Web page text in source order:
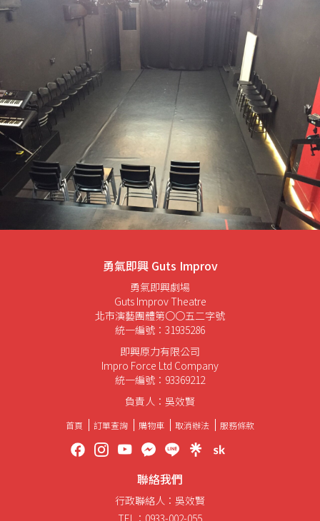
勇氣即興 Guts Improv
勇氣即興劇場
Guts Improv Theatre
北市演藝團體第〇〇五二字號
統一編號：31935286
即興原力有限公司
Impro Force Ltd Company
統一編號：93369212
負責人：吳效賢
首頁 訂單查詢 購物車 取消辦法 服務條款
聯絡我們
行政聯絡人：吳效賢
TEL：0933-002-055